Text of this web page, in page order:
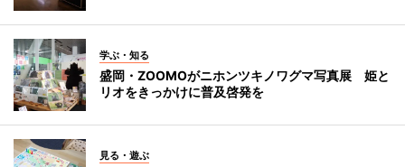
学ぶ・知る
盛岡・ZOOMOがニホンツキノワグマ写真展 姫と
リオをきっかけに普及啓発を
見る・遊ぶ